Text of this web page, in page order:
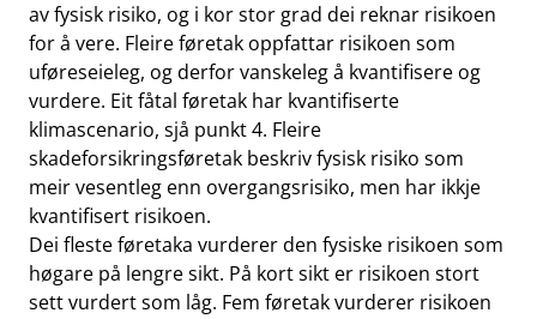
av fysisk risiko, og i kor stor grad dei reknar risikoen
for å vere. Fleire føretak oppfattar risikoen som
uføreseieleg, og derfor vanskeleg å kvantifisere og
vurdere. Eit fåtal føretak har kvantifiserte
klimascenario, sjå punkt 4. Fleire
skadeforsikringsføretak beskriv fysisk risiko som
meir vesentleg enn overgangsrisiko, men har ikkje
kvantifisert risikoen.
Dei fleste føretaka vurderer den fysiske risikoen som
høgare på lengre sikt. På kort sikt er risikoen stort
sett vurdert som låg. Fem føretak vurderer risikoen